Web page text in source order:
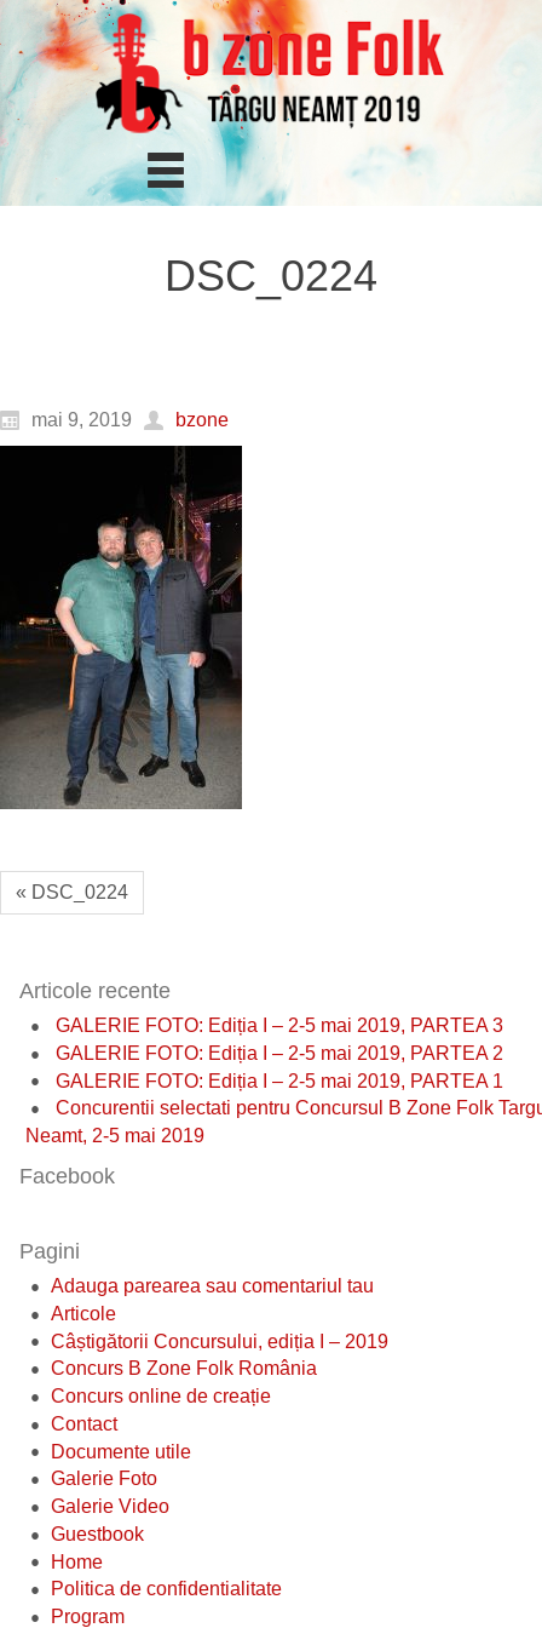
DSC_0224
mai 9, 2019 bzone
« DSC_0224
Articole recente
GALERIE FOTO: Ediția I – 2-5 mai 2019, PARTEA 3
GALERIE FOTO: Ediția I – 2-5 mai 2019, PARTEA 2
GALERIE FOTO: Ediția I – 2-5 mai 2019, PARTEA 1
Concurentii selectati pentru Concursul B Zone Folk
Neamt, 2-5 mai 2019
Facebook
Pagini
Adauga parearea sau comentariul tau
Articole
Câștigătorii Concursului, ediția I – 2019
Concurs B Zone Folk România
Concurs online de creație
Contact
Documente utile
Galerie Foto
Galerie Video
Guestbook
Home
Politica de confidentialitate
Program